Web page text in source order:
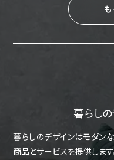
暮らし
暮らしのデザインはモダン
商品とサービスを提供します